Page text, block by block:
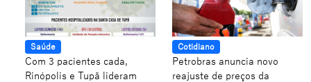
Saúde
Com 3 pacientes cada,
Rinópolis e Tupã lideram
Cotidiano
Petrobras anuncia novo
reajuste de preços da